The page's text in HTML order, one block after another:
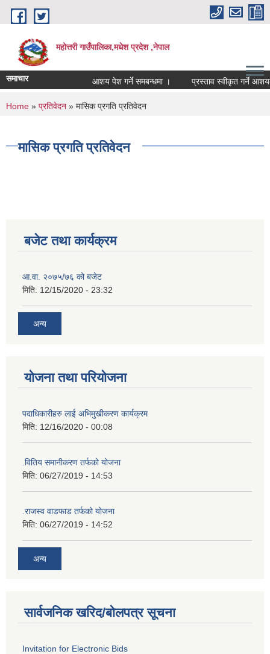
Skip to main content
महोत्तरी गाउँपालिका,मधेश प्रदेश ,नेपाल
समाचार आशय पेश गर्ने समबन्धमा । प्रस्ताव स्वीकृत गर्ने
You are here
Home » प्रतिवेदन » मासिक प्रगति प्रतिवेदन
मासिक प्रगति प्रतिवेदन
बजेट तथा कार्यक्रम
आ.वा. २०७५/७६ को बजेट
मिति: 12/15/2020 - 23:32
अन्य
योजना तथा परियोजना
पदाधिकारीहरु लाई अभिमुखीकरण कार्यक्रम
मिति: 12/16/2020 - 00:08
.वितिय समानीकरण तर्फको योजना
मिति: 06/27/2019 - 14:53
.राजस्व वाडफाड तर्फको योजना
मिति: 06/27/2019 - 14:52
अन्य
सार्वजनिक खरिद/बोलपत्र सूचना
Invitation for Electronic Bids